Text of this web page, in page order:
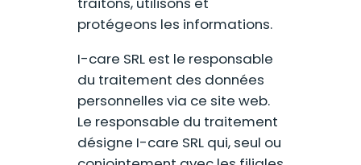
protégeons les informations.
I-care SRL est le responsable
du traitement des données
personnelles via ce site web.
Le responsable du traitement
désigne I-care SRL qui, seul ou